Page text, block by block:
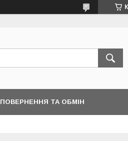
ПОВЕРНЕННЯ ТА ОБМІН